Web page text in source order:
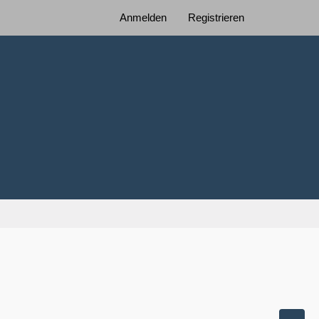
Anmelden Registrieren